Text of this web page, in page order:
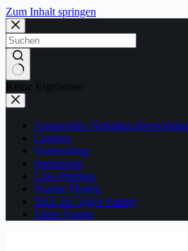
Zum Inhalt springen
Keine Ergebnisse
Angstvolles Verhalten überwinden
Cookies
Datenschutz
Impressum
Liste Phobien
Soziale Phobie
Spiel der Angst Karten
Zitate Ängste